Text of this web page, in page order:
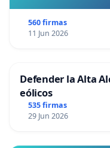
560 firmas
11 Jun 2026
Defender la Alta
eólicos
535 firmas
29 Jun 2026